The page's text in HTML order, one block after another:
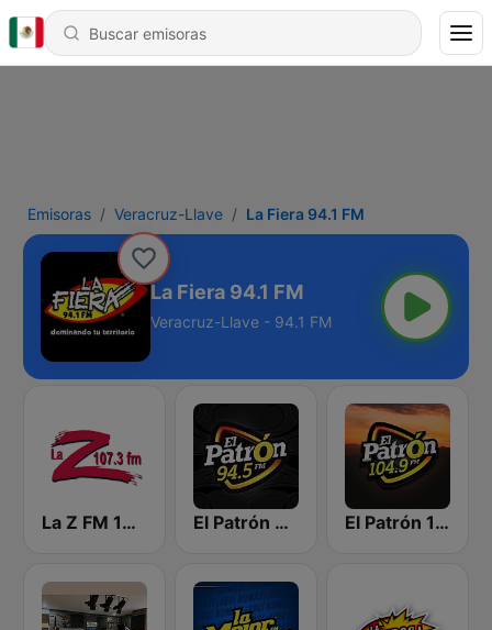
Emisoras Veracruz-Llave La Fiera 94.1 FM
La Fiera 94.1 FM
Veracruz-Llave - 94.1 FM
La Z FM 107.3 El Patrón 94.5 FM El Patrón 104.9 FM